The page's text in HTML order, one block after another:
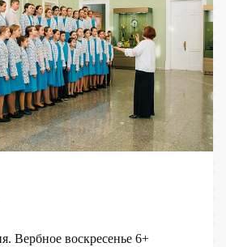
Вербное воскресенье 6+